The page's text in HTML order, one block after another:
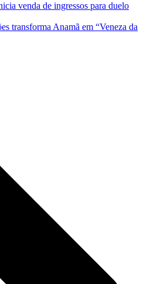
venda de ingressos para duelo
transforma Anamã em “Veneza da